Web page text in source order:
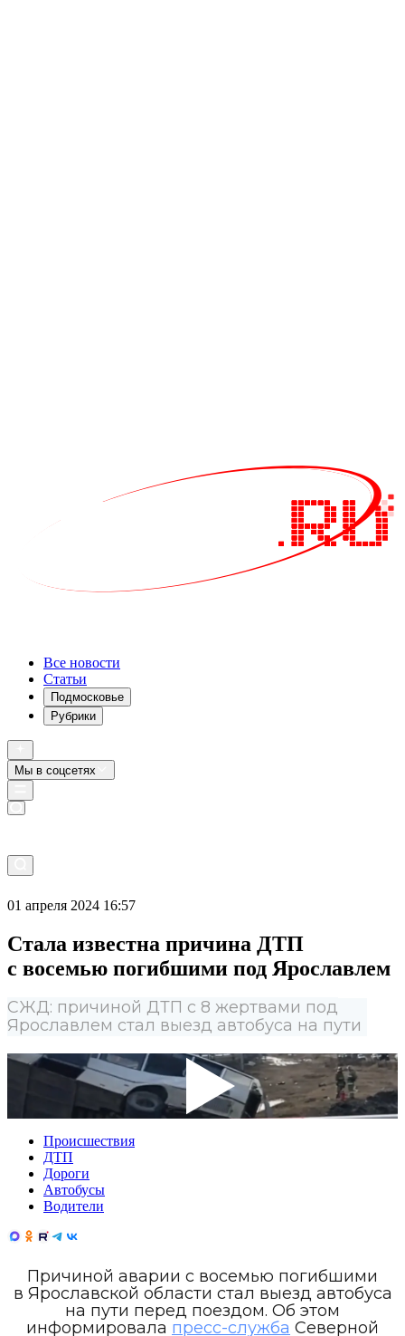
Все новости
Статьи
Подмосковье
Рубрики
Мы в соцсетях
01 апреля 2024 16:57
Стала известна причина ДТП
с восемью погибшими под Ярославлем
СЖД: причиной ДТП с 8 жертвами под
Ярославлем стал выезд автобуса на пути
Происшествия
ДТП
Дороги
Автобусы
Водители
Причиной аварии с восемью погибшими
в Ярославской области стал выезд автобуса
на пути перед поездом. Об этом
информировала пресс-служба Северной